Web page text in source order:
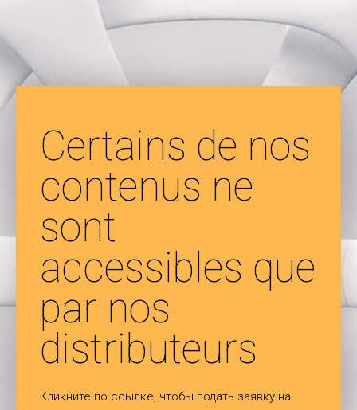
Certains de nos
contenus ne
sont
accessibles que
par nos
distributeurs
Кликните по ссылке, чтобы подать заявку на